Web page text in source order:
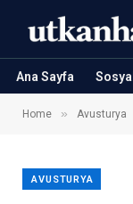
Ana Sayfa
Home » Avusturya
AVUSTURYA